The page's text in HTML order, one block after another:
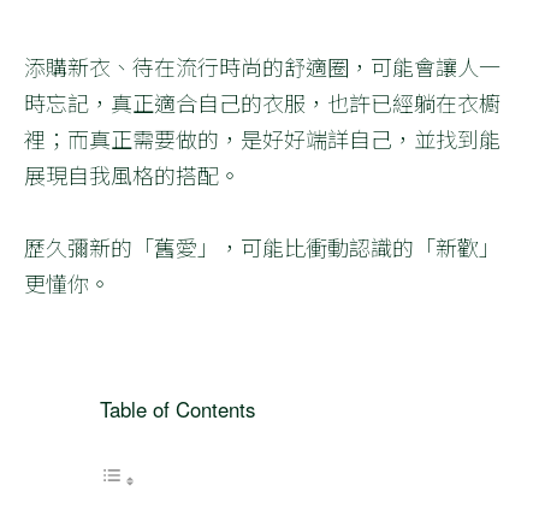
添購新衣、待在流行時尚的舒適圈，可能會讓人一
時忘記，真正適合自己的衣服，也許已經躺在衣櫥
裡；而真正需要做的，是好好端詳自己，並找到能
展現自我風格的搭配。
歷久彌新的「舊愛」，可能比衝動認識的「新歡」
更懂你。
Table of Contents